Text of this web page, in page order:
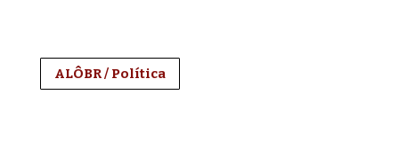
ALÔBR / Política